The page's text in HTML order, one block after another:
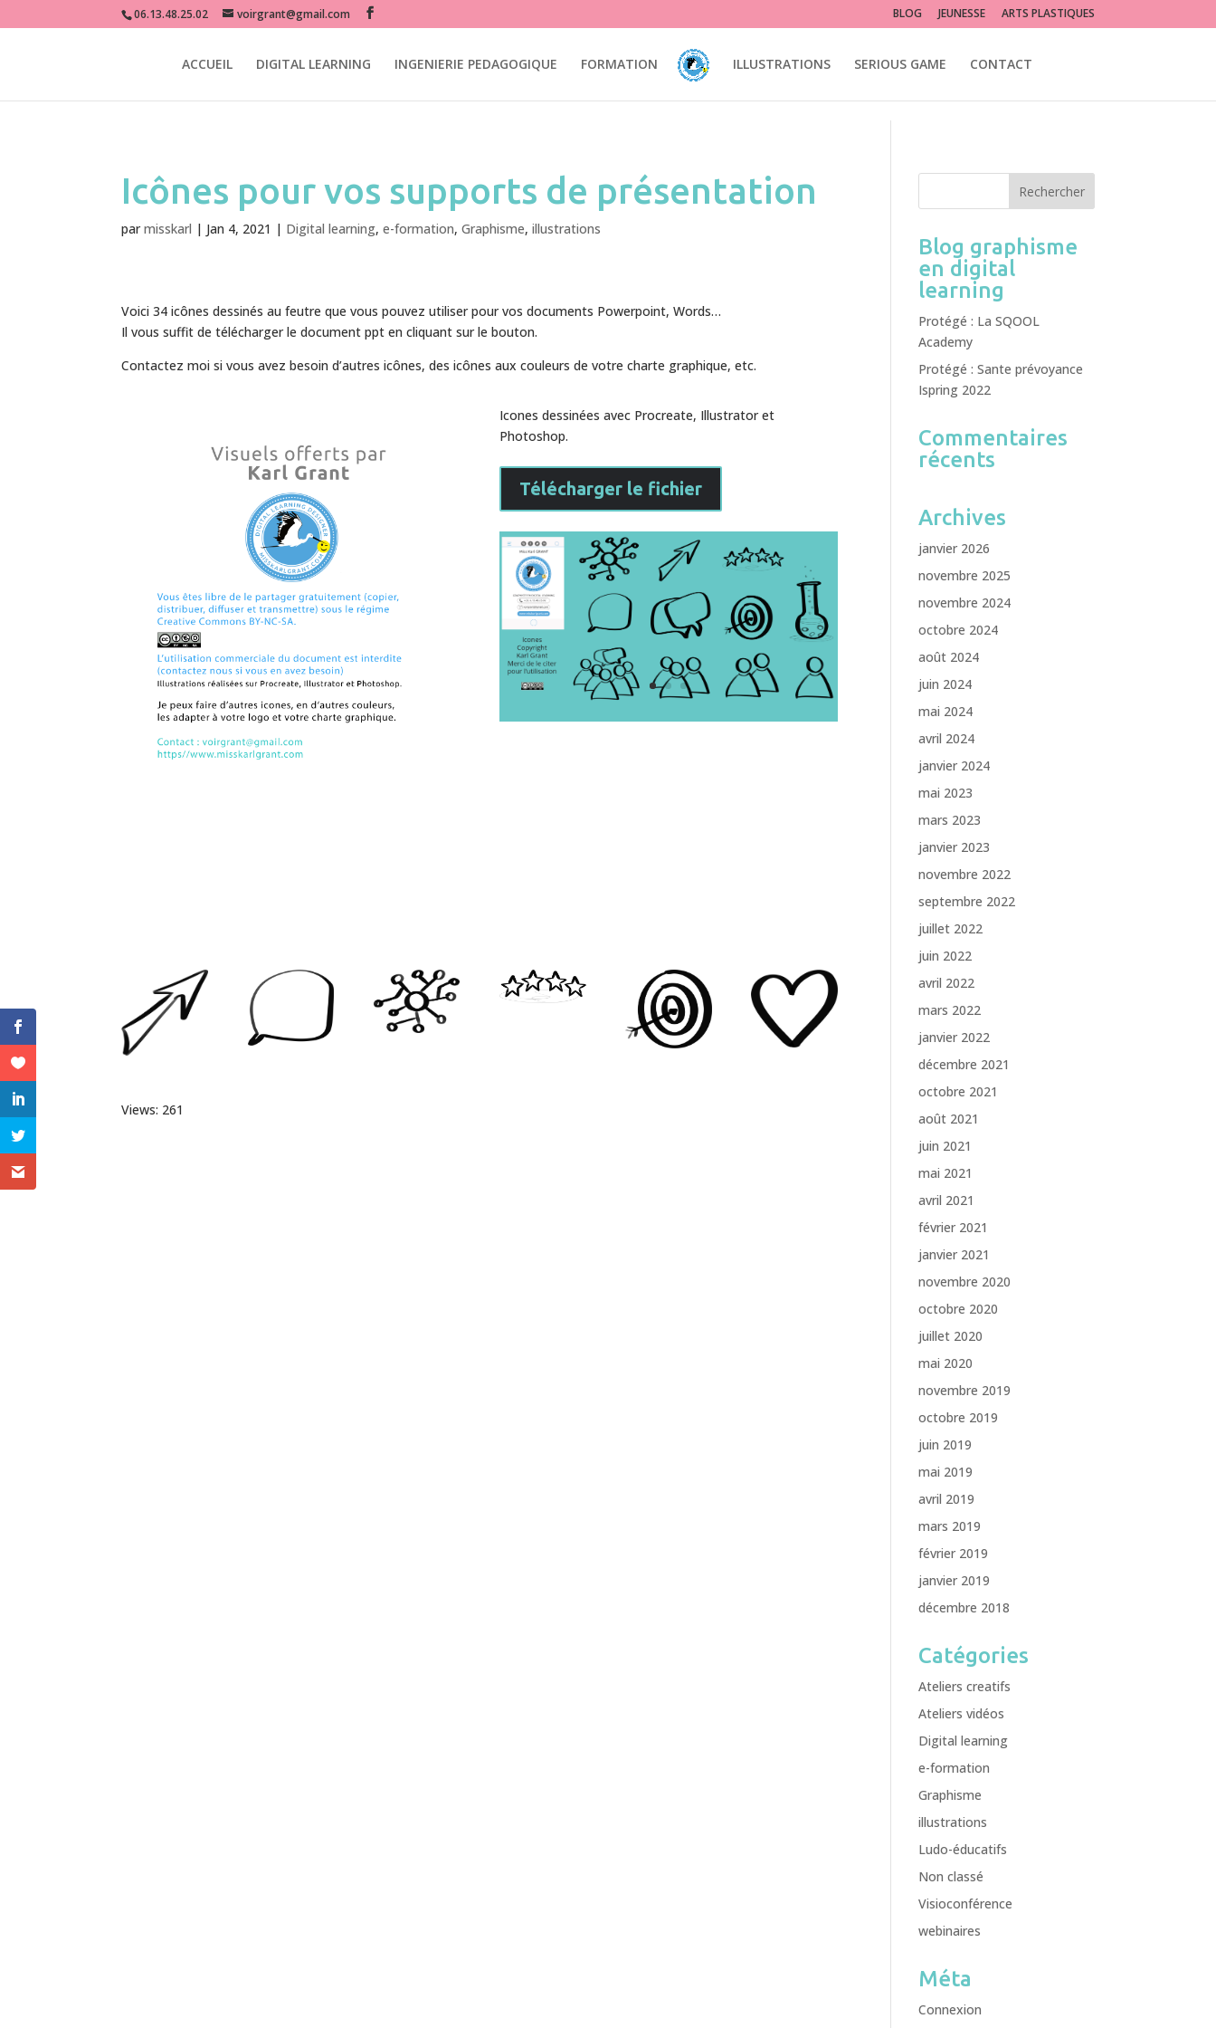
miss karl grant graphiste e-learning digital learning formation e-formation pédagogie illustration interfaces UI design Ux design accessibilité photoshop illustrator
06.13.48.25.02 voirgrant@gmail.com BLOG JEUNESSE ARTS PLASTIQUES
ACCUEIL DIGITAL LEARNING INGENIERIE PEDAGOGIQUE FORMATION ILLUSTRATIONS SERIOUS GAME CONTACT
Icônes pour vos supports de présentation
parmisskarl | Jan 4, 2021 | Digital learning,e-formation,Graphisme,illustrations
Voici 34 icônes dessinés au feutre que vous pouvez utiliser pour vos documents Powerpoint, Words…
Il vous suffit de télécharger le document ppt en cliquant sur le bouton.
Contactez moi si vous avez besoin d’autres icônes, des icônes aux couleurs de votre charte graphique, etc.
Icones dessinées avec Procreate, Illustrator et
Photoshop.
Télécharger le fichier
Views: 261
Blog graphisme
en digital
learning
Protégé : La SQOOL
Academy
Protégé : Sante prévoyance
Ispring 2022
Commentaires
récents
Archives
janvier 2026
novembre 2025
novembre 2024
octobre 2024
août 2024
juin 2024
mai 2024
avril 2024
janvier 2024
mai 2023
mars 2023
janvier 2023
novembre 2022
septembre 2022
juillet 2022
juin 2022
avril 2022
mars 2022
janvier 2022
décembre 2021
octobre 2021
août 2021
juin 2021
mai 2021
avril 2021
février 2021
janvier 2021
novembre 2020
octobre 2020
juillet 2020
mai 2020
novembre 2019
octobre 2019
juin 2019
mai 2019
avril 2019
mars 2019
février 2019
janvier 2019
décembre 2018
Catégories
Ateliers creatifs
Ateliers vidéos
Digital learning
e-formation
Graphisme
illustrations
Ludo-éducatifs
Non classé
Visioconférence
webinaires
Méta
Connexion